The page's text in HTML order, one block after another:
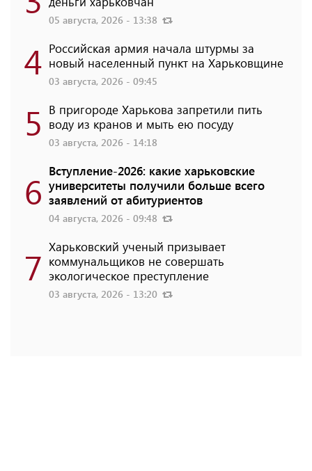
05 августа, 2026 - 13:38
4 Российская армия начала штурмы за
новый населенный пункт на Харьковщине
03 августа, 2026 - 09:45
5 В пригороде Харькова запретили пить
воду из кранов и мыть ею посуду
03 августа, 2026 - 14:18
6 Вступление-2026: какие харьковские
университеты получили больше всего
заявлений от абитуриентов
04 августа, 2026 - 09:48
7 Харьковский ученый призывает
коммунальщиков не совершать
экологическое преступление
03 августа, 2026 - 13:20